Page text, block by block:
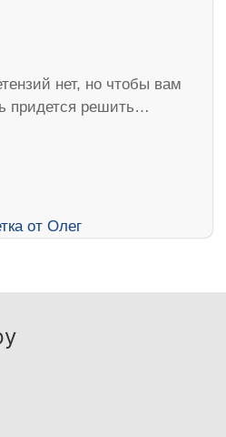
нет, но чтобы вам
придется решить…